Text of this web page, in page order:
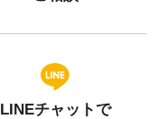
LINEチャットで